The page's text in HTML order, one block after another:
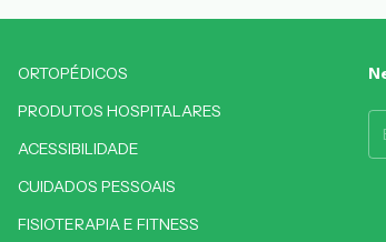
ORTOPÉDICOS
PRODUTOS HOSPITALARES
ACESSIBILIDADE
CUIDADOS PESSOAIS
FISIOTERAPIA E FITNESS